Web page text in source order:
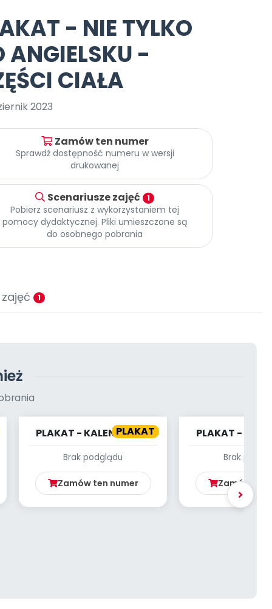
Archiwalne numery
Pomoc
Nowości
Zapowiedzi
czerwca 2024 r. uzyskała
Online.
Bliżej Pieska
Pomoc zwierzętom
Książka (dla) Przedszkolaka
Promowanie czytelnictwa
TikTok
Zobacz nas na TikToku
YouTube
Filmy edukacyjne
- NIE TYLKO
ANGIELSKU -
CIAŁA
2023
Zamów ten numer
Sprawdź dostępność numeru w wersji
drukowanej
Scenariusze zajęć 1
Pobierz scenariusz z wykorzystaniem tej
pomocy dydaktycznej. Pliki umieszczone są
do osobnego pobrania
1
PLAKAT
PLAKAT - KALENDARZ -
Brak podglądu
Zamów ten numer
PLAKAT -
Brak
Zamów ten